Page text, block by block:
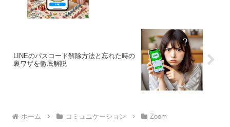
LINEのパスコード解除方法と忘れた時の
裏ワザを徹底解説
ホーム コミュニケーション Zoom